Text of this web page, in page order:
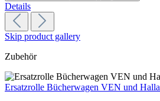
Details
Skip product gallery
Zubehör
Ersatzrolle Bücherwagen VEN und